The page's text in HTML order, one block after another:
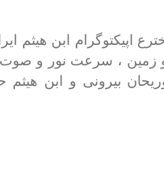
اپیکتوگرام ابن هیثم
، سرعت نور و صوت